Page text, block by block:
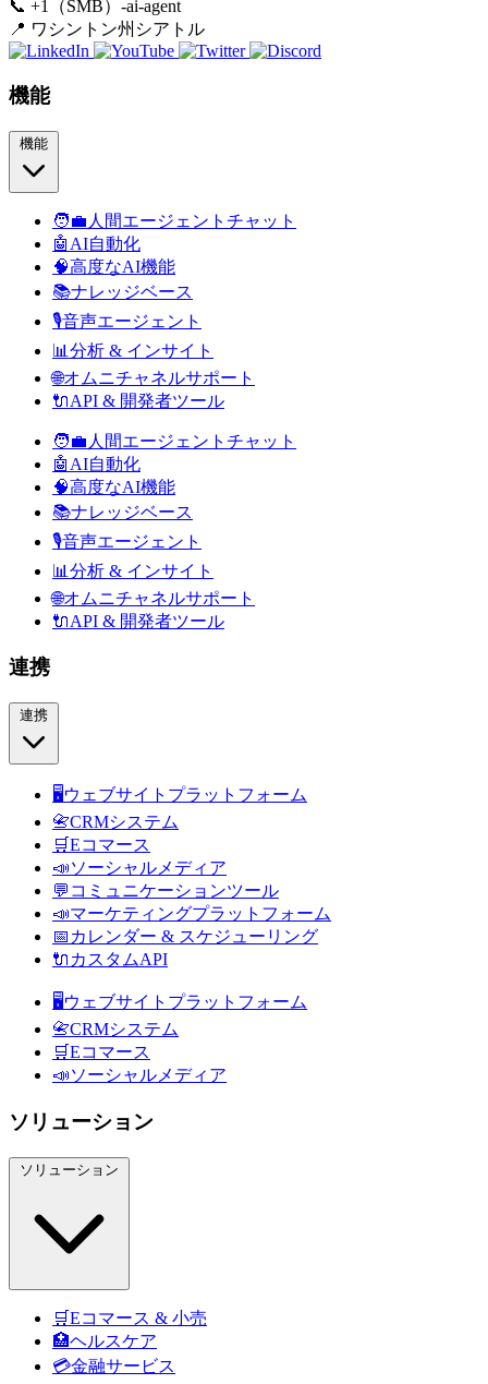
📞 +1（SMB）-ai-agent
📍 ワシントン州シアトル
機能
🧑‍💼 人間エージェントチャット
🤖 AI自動化
🧠高度なAI機能
📚ナレッジベース
🎙️音声エージェント
📊 分析 & インサイト
🌐オムニチャネルサポート
🔌API & 開発者ツール
🧑‍💼 人間エージェントチャット
🤖 AI自動化
🧠高度なAI機能
📚ナレッジベース
🎙️音声エージェント
📊 分析 & インサイト
🌐オムニチャネルサポート
🔌API & 開発者ツール
連携
🖥️ウェブサイトプラットフォーム
📇CRMシステム
🛒Eコマース
📣ソーシャルメディア
💬 コミュニケーションツール
📣マーケティングプラットフォーム
📅 カレンダー & スケジューリング
🔌 カスタムAPI
🖥️ウェブサイトプラットフォーム
📇CRMシステム
🛒Eコマース
📣ソーシャルメディア
ソリューション
🛒Eコマース & 小売
🏥ヘルスケア
💳金融サービス